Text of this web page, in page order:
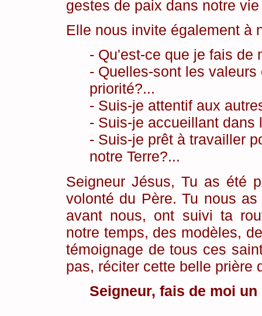
gestes de paix dans notre
Elle nous invite également à
- Qu'est-ce que je fais de
- Quelles-sont les
priorité?...
- Suis-je attentif aux
- Suis-je accueillant dans
- Suis-je prêt à travailler
notre Terre?...
Seigneur Jésus, Tu as été
volonté du Père. Tu nous
avant nous, ont suivi ta
notre temps, des modèles,
témoignage de tous ces
pas, réciter cette belle prière
Seigneur, fais de moi